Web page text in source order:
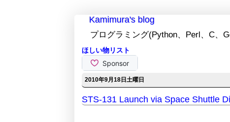
Kamimura's blog
プログラミング(Python、Perl、C、
ほしい物リスト
2010年9月18日土曜日
STS-131 Launch via Space Shuttle